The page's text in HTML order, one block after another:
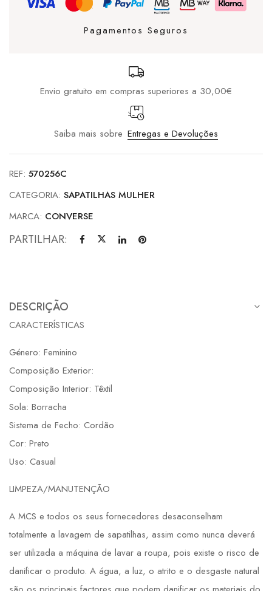
Pagamentos Seguros
Envio gratuito em compras superiores a 30,00€
Saiba mais sobre Entregas e Devoluções
REF: 570256C
CATEGORIA: SAPATILHAS MULHER
MARCA: CONVERSE
PARTILHAR:
DESCRIÇÃO
CARACTERÍSTICAS
Género: Feminino
Composição Exterior:
Composição Interior: Têxtil
Sola: Borracha
Sistema de Fecho: Cordão
Cor: Preto
Uso: Casual
LIMPEZA/MANUTENÇÃO
A MCS e todos os seus fornecedores desaconselham
totalmente a lavagem de sapatilhas, assim como nunca deverá
ser utilizada a máquina de lavar a roupa, pois existe o risco de
danificar o produto. A água, a luz, o atrito e o desgaste natural